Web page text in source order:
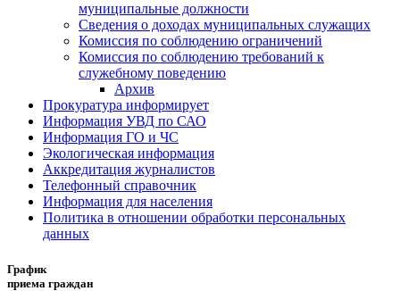
муниципальные должности
Сведения о доходах муниципальных служащих
Комиссия по соблюдению ограничений
Комиссия по соблюдению требований к
служебному поведению
Архив
Прокуратура информирует
Информация УВД по САО
Информация ГО и ЧС
Экологическая информация
Аккредитация журналистов
Телефонный справочник
Информация для населения
Политика в отношении обработки персональных
данных
График
приема граждан